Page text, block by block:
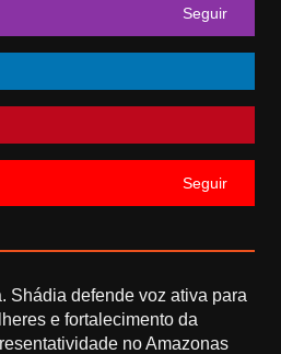
Seguir
Seguir
Shádia defende voz ativa para
e fortalecimento da
no Amazonas